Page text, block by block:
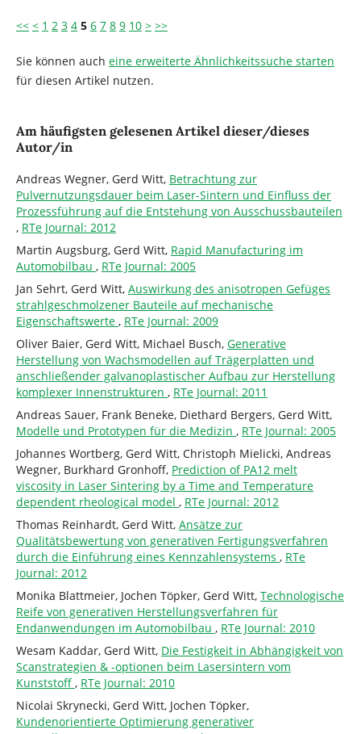
<< < 1 2 3 4 5 6 7 8 9 10 > >>
Sie können auch eine erweiterte Ähnlichkeitssuche starten
für diesen Artikel nutzen.
Am häufigsten gelesenen Artikel dieser/dieses
Autor/in
Andreas Wegner, Gerd Witt, Betrachtung zur
Pulvernutzungsdauer beim Laser-Sintern und Einfluss der
Prozessführung auf die Entstehung von Ausschussbauteilen
, RTe Journal: 2012
Martin Augsburg, Gerd Witt, Rapid Manufacturing im
Automobilbau , RTe Journal: 2005
Jan Sehrt, Gerd Witt, Auswirkung des anisotropen Gefüges
strahlgeschmolzener Bauteile auf mechanische
Eigenschaftswerte , RTe Journal: 2009
Oliver Baier, Gerd Witt, Michael Busch, Generative
Herstellung von Wachsmodellen auf Trägerplatten und
anschließender galvanoplastischer Aufbau zur Herstellung
komplexer Innenstrukturen , RTe Journal: 2011
Andreas Sauer, Frank Beneke, Diethard Bergers, Gerd Witt,
Modelle und Prototypen für die Medizin , RTe Journal: 2005
Johannes Wortberg, Gerd Witt, Christoph Mielicki, Andreas
Wegner, Burkhard Gronhoff, Prediction of PA12 melt
viscosity in Laser Sintering by a Time and Temperature
dependent rheological model , RTe Journal: 2012
Thomas Reinhardt, Gerd Witt, Ansätze zur
Qualitätsbewertung von generativen Fertigungsverfahren
durch die Einführung eines Kennzahlensystems , RTe
Journal: 2012
Monika Blattmeier, Jochen Töpker, Gerd Witt, Technologische
Reife von generativen Herstellungsverfahren für
Endanwendungen im Automobilbau , RTe Journal: 2010
Wesam Kaddar, Gerd Witt, Die Festigkeit in Abhängigkeit von
Scanstrategien & -optionen beim Lasersintern vom
Kunststoff , RTe Journal: 2010
Nicolai Skrynecki, Gerd Witt, Jochen Töpker,
Kundenorientierte Optimierung generativer